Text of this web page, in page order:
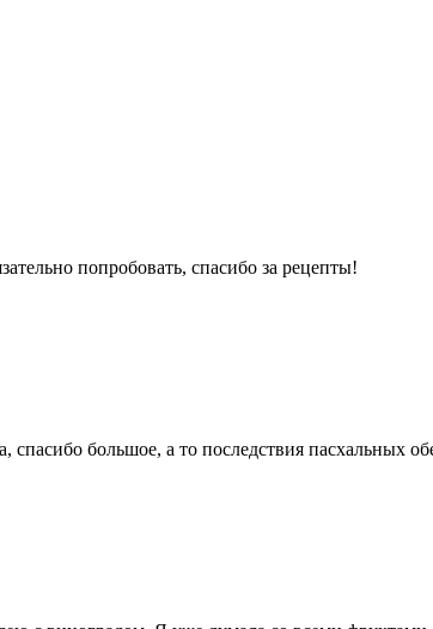
попробовать, спасибо за рецепты!
спасибо большое, а то последствия пасхальных